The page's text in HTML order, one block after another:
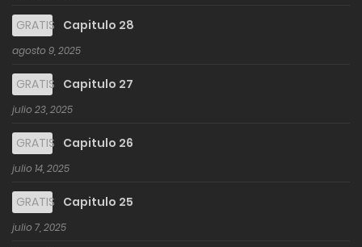
GRATIS Capitulo 28
agosto 9, 2025
GRATIS Capitulo 27
julio 23, 2025
GRATIS Capitulo 26
julio 14, 2025
GRATIS Capitulo 25
julio 7, 2025